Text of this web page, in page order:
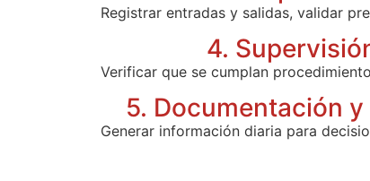
Registrar entradas y salidas, validar
4.
Verificar que se cumplan
5. Documentación
Generar información diaria para